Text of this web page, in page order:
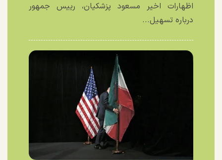
اظهارات اخیر مسعود پزشکیان، رییس جمهور
درباره تسهیل...